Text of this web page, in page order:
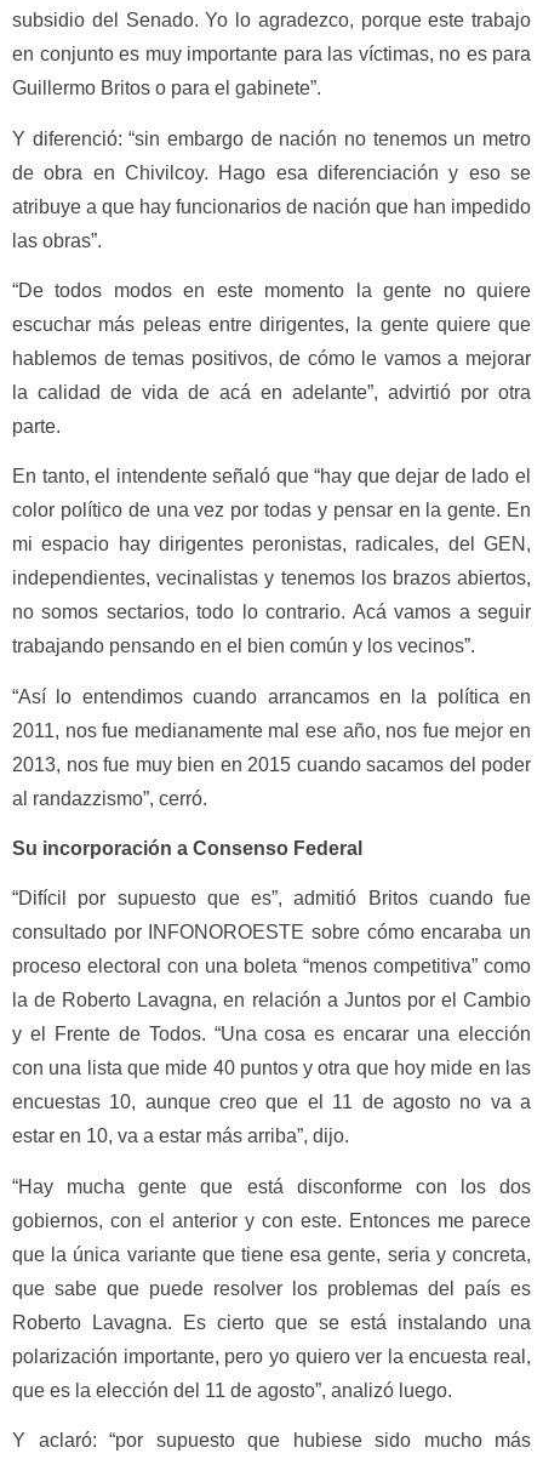
subsidio del Senado. Yo lo agradezco, porque este trabajo
en conjunto es muy importante para las víctimas, no es para
Guillermo Britos o para el gabinete”.
Y diferenció: “sin embargo de nación no tenemos un metro
de obra en Chivilcoy. Hago esa diferenciación y eso se
atribuye a que hay funcionarios de nación que han impedido
las obras”.
“De todos modos en este momento la gente no quiere
escuchar más peleas entre dirigentes, la gente quiere que
hablemos de temas positivos, de cómo le vamos a mejorar
la calidad de vida de acá en adelante”, advirtió por otra
parte.
En tanto, el intendente señaló que “hay que dejar de lado el
color político de una vez por todas y pensar en la gente. En
mi espacio hay dirigentes peronistas, radicales, del GEN,
independientes, vecinalistas y tenemos los brazos abiertos,
no somos sectarios, todo lo contrario. Acá vamos a seguir
trabajando pensando en el bien común y los vecinos”.
“Así lo entendimos cuando arrancamos en la política en
2011, nos fue medianamente mal ese año, nos fue mejor en
2013, nos fue muy bien en 2015 cuando sacamos del poder
al randazzismo”, cerró.
Su incorporación a Consenso Federal
“Difícil por supuesto que es”, admitió Britos cuando fue
consultado por INFONOROESTE sobre cómo encaraba un
proceso electoral con una boleta “menos competitiva” como
la de Roberto Lavagna, en relación a Juntos por el Cambio
y el Frente de Todos. “Una cosa es encarar una elección
con una lista que mide 40 puntos y otra que hoy mide en las
encuestas 10, aunque creo que el 11 de agosto no va a
estar en 10, va a estar más arriba”, dijo.
“Hay mucha gente que está disconforme con los dos
gobiernos, con el anterior y con este. Entonces me parece
que la única variante que tiene esa gente, seria y concreta,
que sabe que puede resolver los problemas del país es
Roberto Lavagna. Es cierto que se está instalando una
polarización importante, pero yo quiero ver la encuesta real,
que es la elección del 11 de agosto”, analizó luego.
Y aclaró: “por supuesto que hubiese sido mucho más